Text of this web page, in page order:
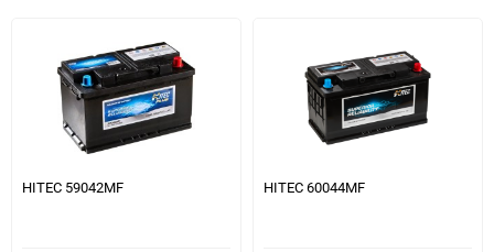
HITEC 59042MF HITEC 60044MF